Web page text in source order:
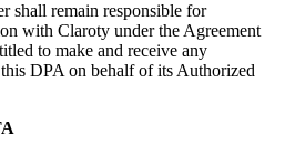
shall remain responsible for
with Claroty under the Agreement
to make and receive any
DPA on behalf of its Authorized